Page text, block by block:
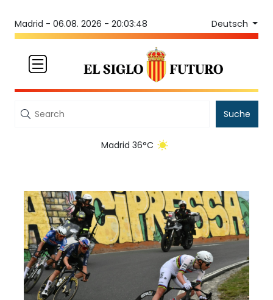
Madrid - 06.08. 2026 - 20:03:48 Deutsch
Suche
Madrid 36°C